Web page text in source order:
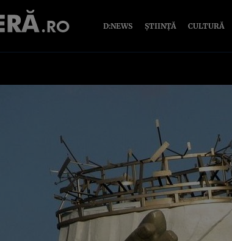
D:NEWS ȘTIINȚĂ CULTURĂ